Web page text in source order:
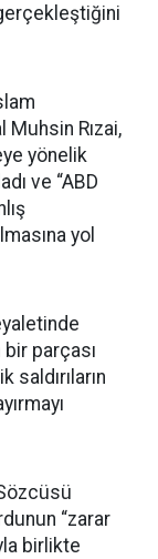
Muhsin Rızai,
yönelik
ve “ABD
yol
bir parçası
saldırıların
“zarar
birlikte